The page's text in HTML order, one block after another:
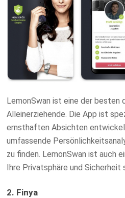
LemonSwan ist eine der besten
Alleinerziehende. Die App ist
ernsthaften Absichten
umfassende
zu finden. LemonSwan ist auch
Ihre Privatsphäre und Sicherheit
2. Finya